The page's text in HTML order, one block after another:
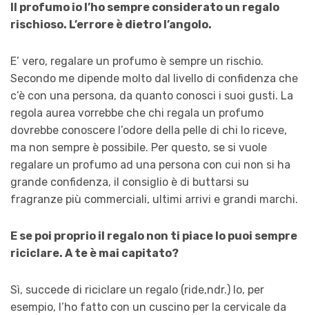
Il profumo io l’ho sempre considerato un regalo
rischioso. L’errore è dietro l’angolo.
E’ vero, regalare un profumo è sempre un rischio.
Secondo me dipende molto dal livello di confidenza che
c’è con una persona, da quanto conosci i suoi gusti. La
regola aurea vorrebbe che chi regala un profumo
dovrebbe conoscere l’odore della pelle di chi lo riceve,
ma non sempre è possibile. Per questo, se si vuole
regalare un profumo ad una persona con cui non si ha
grande confidenza, il consiglio è di buttarsi su
fragranze più commerciali, ultimi arrivi e grandi marchi.
E se poi proprio il regalo non ti piace lo puoi sempre
riciclare. A te è mai capitato?
Sì, succede di riciclare un regalo (ride,ndr.) Io, per
esempio, l’ho fatto con un cuscino per la cervicale da